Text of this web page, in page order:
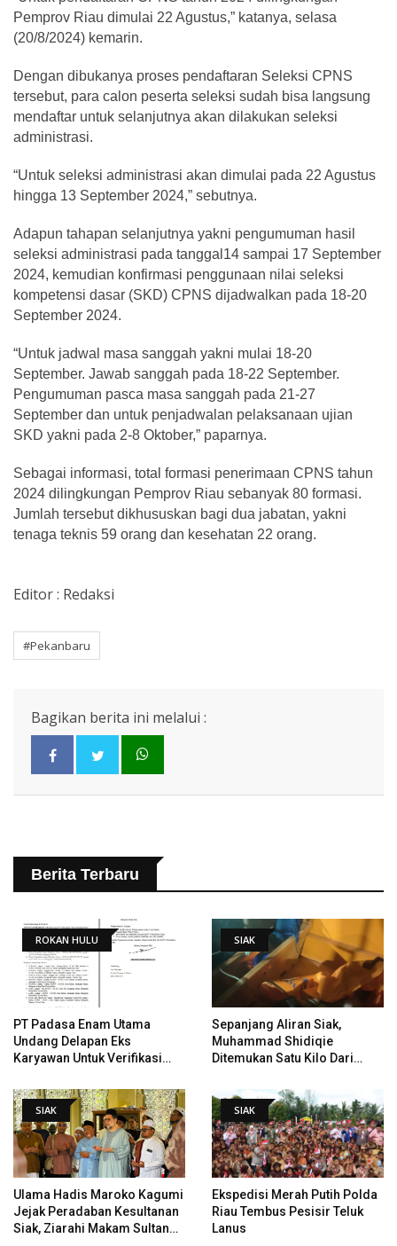
Pemprov Riau dimulai 22 Agustus,” katanya, selasa
(20/8/2024) kemarin.
Dengan dibukanya proses pendaftaran Seleksi CPNS
tersebut, para calon peserta seleksi sudah bisa langsung
mendaftar untuk selanjutnya akan dilakukan seleksi
administrasi.
“Untuk seleksi administrasi akan dimulai pada 22 Agustus
hingga 13 September 2024,” sebutnya.
Adapun tahapan selanjutnya yakni pengumuman hasil
seleksi administrasi pada tanggal14 sampai 17 September
2024, kemudian konfirmasi penggunaan nilai seleksi
kompetensi dasar (SKD) CPNS dijadwalkan pada 18-20
September 2024.
“Untuk jadwal masa sanggah yakni mulai 18-20
September. Jawab sanggah pada 18-22 September.
Pengumuman pasca masa sanggah pada 21-27
September dan untuk penjadwalan pelaksanaan ujian
SKD yakni pada 2-8 Oktober,” paparnya.
Sebagai informasi, total formasi penerimaan CPNS tahun
2024 dilingkungan Pemprov Riau sebanyak 80 formasi.
Jumlah tersebut dikhususkan bagi dua jabatan, yakni
tenaga teknis 59 orang dan kesehatan 22 orang.
Editor : Redaksi
#Pekanbaru
Bagikan berita ini melalui :
Berita Terbaru
ROKAN HULU
PT Padasa Enam Utama
Undang Delapan Eks
Karyawan Untuk Verifikasi
PHI
SIAK
Sepanjang Aliran Siak,
Muhammad Shidiqie
Ditemukan Satu Kilo Dari
SIAK
Ulama Hadis Maroko Kagumi
Jejak Peradaban Kesultanan
Siak, Ziarahi Makam Sultan
SIAK
Ekspedisi Merah Putih Polda
Riau Tembus Pesisir Teluk
Lanus